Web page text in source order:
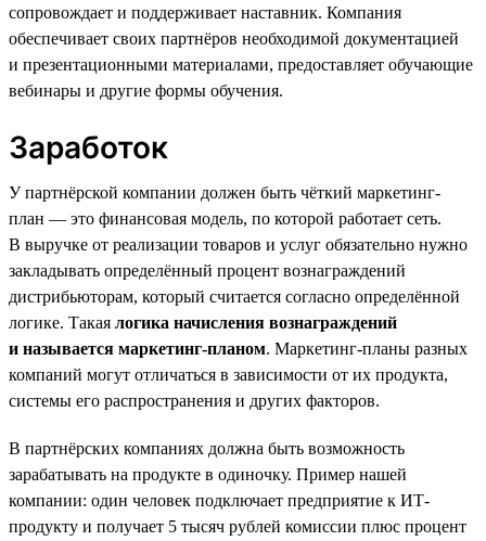
сопровождает и поддерживает наставник. Компания
обеспечивает своих партнёров необходимой документацией
и презентационными материалами, предоставляет обучающие
вебинары и другие формы обучения.
Заработок
У партнёрской компании должен быть чёткий маркетинг-
план — это финансовая модель, по которой работает сеть.
В выручке от реализации товаров и услуг обязательно нужно
закладывать определённый процент вознаграждений
дистрибьюторам, который считается согласно определённой
логике. Такая логика начисления вознаграждений
и называется маркетинг-планом. Маркетинг-планы разных
компаний могут отличаться в зависимости от их продукта,
системы его распространения и других факторов.
В партнёрских компаниях должна быть возможность
зарабатывать на продукте в одиночку. Пример нашей
компании: один человек подключает предприятие к ИТ-
продукту и получает 5 тысяч рублей комиссии плюс процент